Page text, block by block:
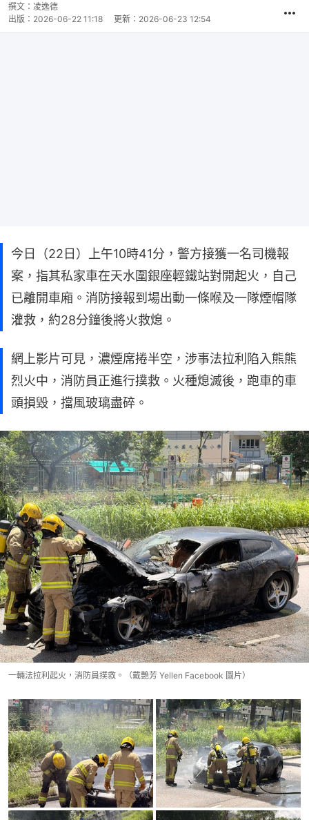
撰文： 凌逸德
出版： 2026-06-22 11:18 更新： 2026-06-23 12:54
今日（22日）上午10時41分，警方接獲一名司機報
案，指其私家車在天水圍銀座輕鐵站對開起火，自己
已離開車廂。消防接報到場出動一條喉及一隊煙帽隊
灌救，約28分鐘後將火救熄。
網上影片可見，濃煙席捲半空，涉事法拉利陷入熊熊
烈火中，消防員正進行撲救。火種熄滅後，跑車的車
頭損毀，擋風玻璃盡碎。
一輛法拉利起火，消防員撲救。（戴艷芳 Yellen Facebook 圖片）